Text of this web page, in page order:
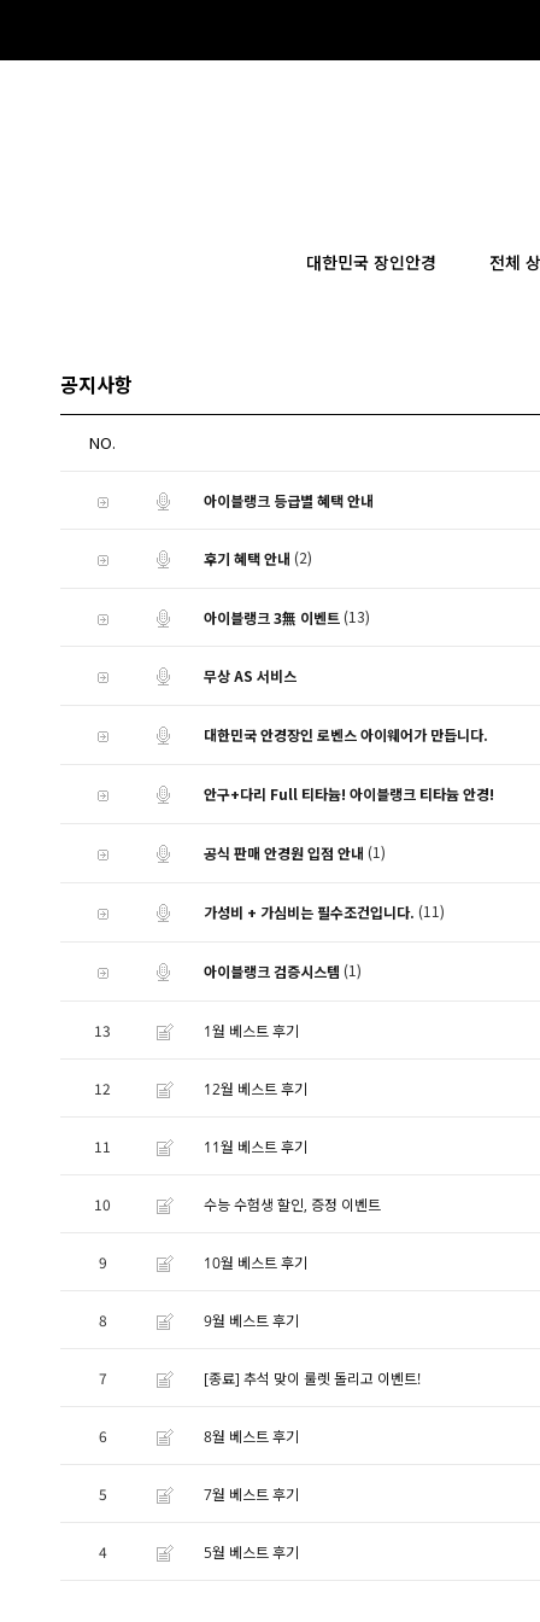
대한민국 장인안경 전체
공지사항
NO.
아이블랭크 등급별 혜택 안내
후기 혜택 안내 (2)
아이블랭크 3無 이벤트 (13)
무상 AS 서비스
대한민국 안경장인 로벤스 아이웨어가 만듭니다.
안구+다리 Full 티타늄! 아이블랭크 티타늄 안경!
공식 판매 안경원 입점 안내 (1)
가성비 + 가심비는 필수조건입니다. (11)
아이블랭크 검증시스템 (1)
13 1월 베스트 후기
12 12월 베스트 후기
11 11월 베스트 후기
10 수능 수험생 할인, 증정 이벤트
9 10월 베스트 후기
8 9월 베스트 후기
7 [종료] 추석 맞이 룰렛 돌리고 이벤트!
6 8월 베스트 후기
5 7월 베스트 후기
4 5월 베스트 후기